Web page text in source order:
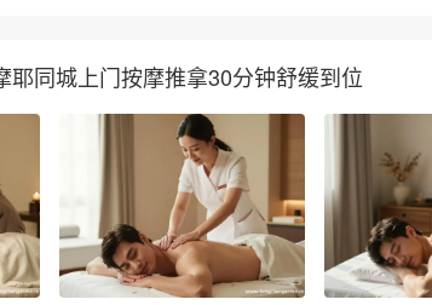
耶同城上门按摩推拿30分钟舒缓到位